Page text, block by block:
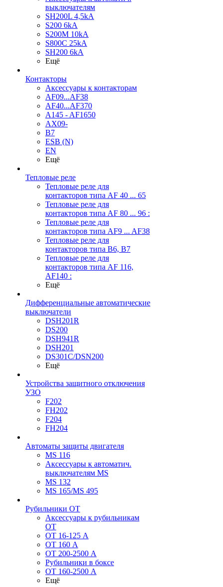
выключателям
SH200L 4,5kA
S200 6kA
S200M 10kA
S800C 25kA
SH200 6kA
Ещё
Контакторы
Аксессуары к контакторам
AF09...AF38
AF40...AF370
A145 - AF1650
AX09-
B7
ESB (N)
EN
Ещё
Тепловые реле
Тепловые реле для
контакторов типа AF 40 ... 65
Тепловые реле для
контакторов типа AF 80 ... 96 :
Тепловые реле для
контакторов типа AF9 ... AF38
Тепловые реле для
контакторов типа В6, В7
Тепловые реле для
контакторов типа AF 116,
AF140 :
Ещё
Дифференциальные автоматические
выключатели
DSH201R
DS200
DSH941R
DSH201
DS301C/DSN200
Ещё
Устройства защитного отключения
УЗО
F202
FH202
F204
FH204
Автоматы защиты двигателя
MS 116
Аксессуары к автоматич.
выключателям MS
MS 132
MS 165/MS 495
Рубильники ОТ
Аксессуары к рубильникам
OT
OT 16-125 А
OT 160 А
OT 200-2500 А
Рубильники в боксе
OT 160-2500 А
Ещё